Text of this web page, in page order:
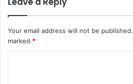
Your email address will not be published.
marked *